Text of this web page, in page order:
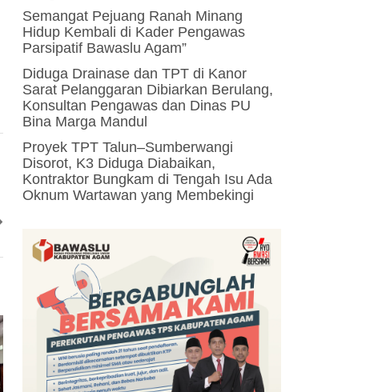
Semangat Pejuang Ranah Minang
Hidup Kembali di Kader Pengawas
Parsipatif Bawaslu Agam”
Diduga Drainase dan TPT di Kanor
Sarat Pelanggaran Dibiarkan Berulang,
Konsultan Pengawas dan Dinas PU
Bina Marga Mandul
Proyek TPT Talun–Sumberwangi
Disorot, K3 Diduga Diabaikan,
Kontraktor Bungkam di Tengah Isu Ada
Oknum Wartawan yang Membekingi